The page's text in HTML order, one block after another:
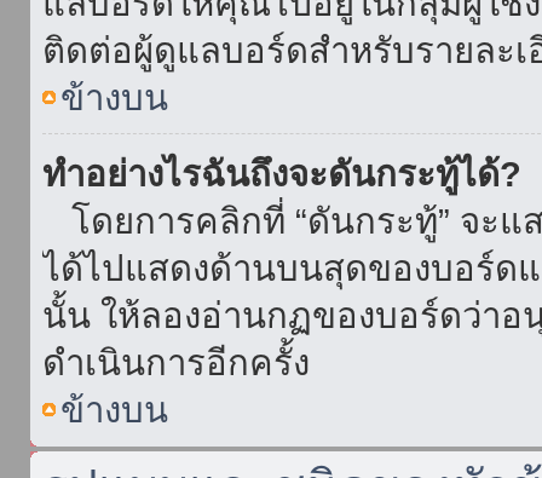
ติดต่อผู้ดูแลบอร์ดสำหรับรายละเ
ข้างบน
ทำอย่างไรฉันถึงจะดันกระทู้ได้?
โดยการคลิกที่ “ดันกระทู้” จะ
ได้ไปแสดงด้านบนสุดของบอร์ด
นั้น ให้ลองอ่านกฏของบอร์ดว่า
ดำเนินการอีกครั้ง
ข้างบน